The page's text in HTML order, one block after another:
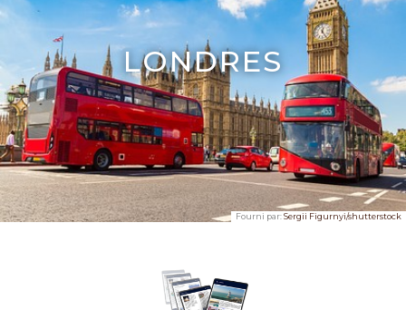
LONDRES
Fourni par:Sergii Figurnyi/shutterstock